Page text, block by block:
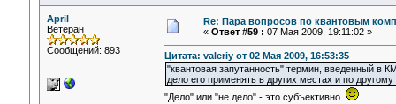
April
Ветеран
Сообщений: 893
Re: Пара вопросов по квантовым
« Ответ #59 : 07 Мая 2009, 19:11:02 »
Цитата: valeriy от 02 Мая 2009, 16:53:35
"квантовая запутанность" термин, введенный в
дело его применять в других местах и по другому
"Дело" или "не дело" - это субъективно.